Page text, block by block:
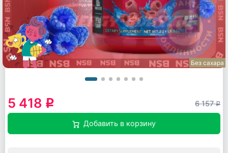
Без сахара
5 418 q 6 157q
Добавить в корзину